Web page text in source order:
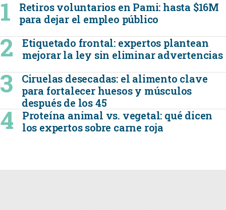
Retiros voluntarios en Pami: hasta $16M
para dejar el empleo público
Etiquetado frontal: expertos plantean
mejorar la ley sin eliminar advertencias
Ciruelas desecadas: el alimento clave
para fortalecer huesos y músculos
después de los 45
Proteína animal vs. vegetal: qué dicen
los expertos sobre carne roja